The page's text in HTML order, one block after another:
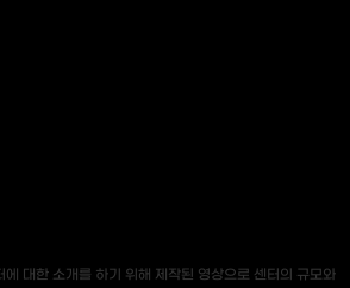
에 대한 소개를 하기 위해 제작된 영상으로 센터의 규모와